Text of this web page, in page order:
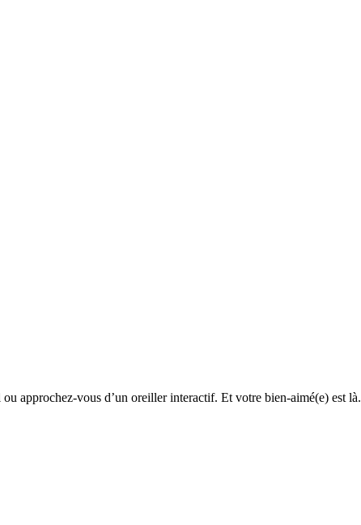
approchez-vous d’un oreiller interactif. Et votre bien-aimé(e) est là.